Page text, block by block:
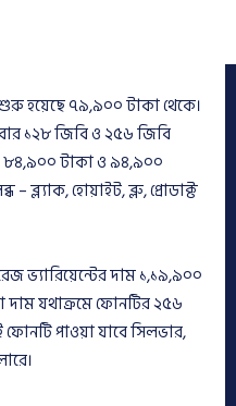
হয়েছে ৭৯,৯০০ টাকা থেকে।
১২৮ জিবি ও ২৫৬ জিবি
৮৪,৯০০ টাকা ও ৯৪,৯০০
ব্ল্যাক, হোয়াইট, ব্লু, প্রোডাক্ট
ভ্যারিয়েন্টের দাম ১,১৯,৯০০
যথাক্রমে ফোনটির ২৫৬
ফোনটি পাওয়া যাবে সিলভার,